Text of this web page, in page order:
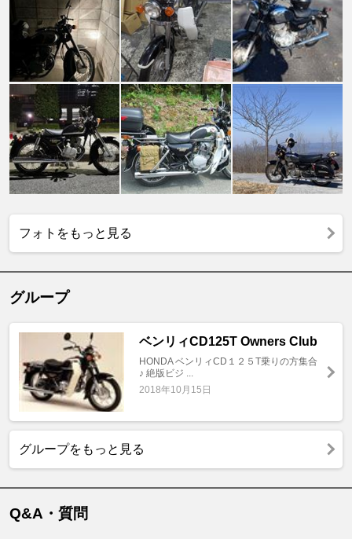
フォトをもっと見る
グループ
ベンリィCD125T Owners Club
HONDA ベンリィCD１２５T乗りの方集合
♪ 絶版ビジ ...
2018年10月15日
グループをもっと見る
Q&A・質問